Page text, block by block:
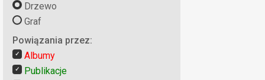
Drzewo
Graf
Powiązania przez:
Albumy
Publikacje